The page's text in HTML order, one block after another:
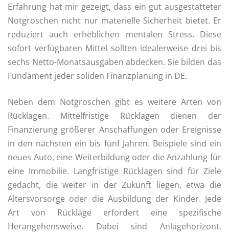
Erfahrung hat mir gezeigt, dass ein gut ausgestatteter
Notgroschen nicht nur materielle Sicherheit bietet. Er
reduziert auch erheblichen mentalen Stress. Diese
sofort verfügbaren Mittel sollten idealerweise drei bis
sechs Netto-Monatsausgaben abdecken. Sie bilden das
Fundament jeder soliden Finanzplanung in DE.
Neben dem Notgroschen gibt es weitere Arten von
Rücklagen. Mittelfristige Rücklagen dienen der
Finanzierung größerer Anschaffungen oder Ereignisse
in den nächsten ein bis fünf Jahren. Beispiele sind ein
neues Auto, eine Weiterbildung oder die Anzahlung für
eine Immobilie. Langfristige Rücklagen sind für Ziele
gedacht, die weiter in der Zukunft liegen, etwa die
Altersvorsorge oder die Ausbildung der Kinder. Jede
Art von Rücklage erfordert eine spezifische
Herangehensweise. Dabei sind Anlagehorizont,